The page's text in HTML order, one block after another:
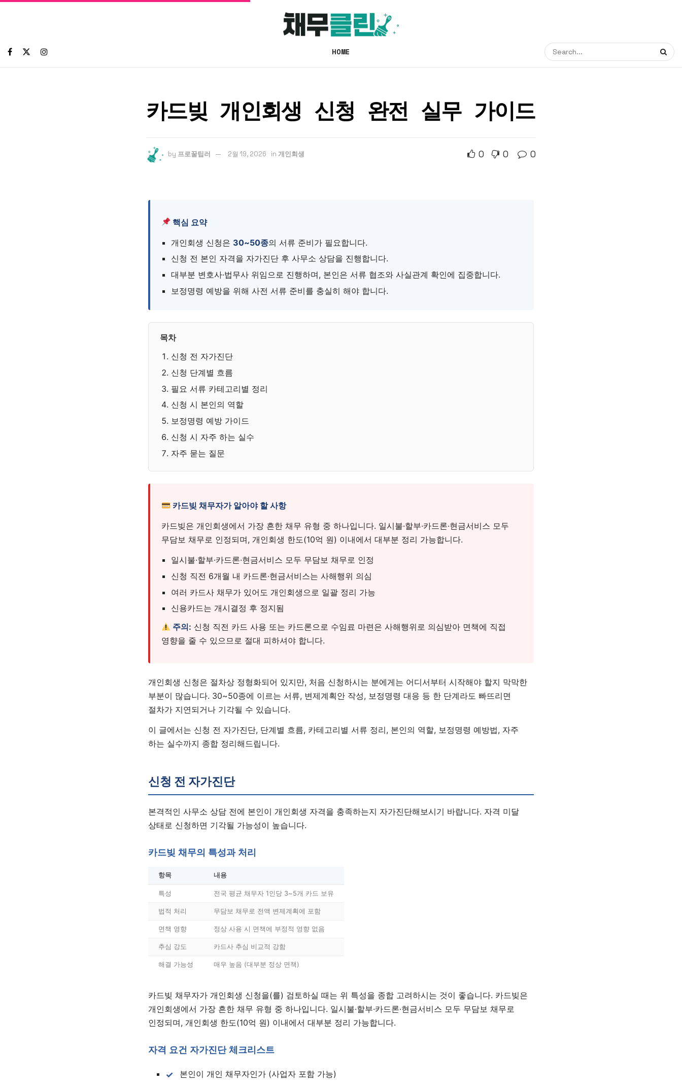
HOME
카드빚 개인회생 신청 완전 실무 가이드
by 프로꿀팁러 2월 19, 2026 in 개인회생 0 0 0
핵심 요약
개인회생 신청은 30~50종의 서류 준비가 필요합니다.
신청 전 본인 자격을 자가진단 후 사무소 상담을 진행합니다.
대부분 변호사·법무사 위임으로 진행하며, 본인은 서류 협조와 사실관계 확인에 집중합니다.
보정명령 예방을 위해 사전 서류 준비를 충실히 해야 합니다.
목차
신청 전 자가진단
신청 단계별 흐름
필요 서류 카테고리별 정리
신청 시 본인의 역할
보정명령 예방 가이드
신청 시 자주 하는 실수
자주 묻는 질문
카드빚 채무자가 알아야 할 사항
카드빚은 개인회생에서 가장 흔한 채무 유형 중 하나입니다. 일시불·할부·카드론·현금서비스 모두
무담보 채무로 인정되며, 개인회생 한도(10억 원) 이내에서 대부분 정리 가능합니다.
일시불·할부·카드론·현금서비스 모두 무담보 채무로 인정
신청 직전 6개월 내 카드론·현금서비스는 사해행위 의심
여러 카드사 채무가 있어도 개인회생으로 일괄 정리 가능
신용카드는 개시결정 후 정지됨
주의: 신청 직전 카드 사용 또는 카드론으로 수임료 마련은 사해행위로 의심받아 면책에 직접
영향을 줄 수 있으므로 절대 피하셔야 합니다.
개인회생 신청은 절차상 정형화되어 있지만, 처음 신청하시는 분에게는 어디서부터 시작해야 할지 막막한
부분이 많습니다. 30~50종에 이르는 서류, 변제계획안 작성, 보정명령 대응 등 한 단계라도 빠뜨리면
절차가 지연되거나 기각될 수 있습니다.
이 글에서는 신청 전 자가진단, 단계별 흐름, 카테고리별 서류 정리, 본인의 역할, 보정명령 예방법, 자주
하는 실수까지 종합 정리해드립니다.
신청 전 자가진단
본격적인 사무소 상담 전에 본인이 개인회생 자격을 충족하는지 자가진단해보시기 바랍니다. 자격 미달
상태로 신청하면 기각될 가능성이 높습니다.
카드빚 채무의 특성과 처리
항목 내용
특성 전국 평균 채무자 1인당 3~5개 카드 보유
법적 처리 무담보 채무로 전액 변제계획에 포함
면책 영향 정상 사용 시 면책에 부정적 영향 없음
추심 강도 카드사 추심 비교적 강함
해결 가능성 매우 높음 (대부분 정상 면책)
카드빚 채무자가 개인회생 신청을(를) 검토하실 때는 위 특성을 종합 고려하시는 것이 좋습니다. 카드빚은
개인회생에서 가장 흔한 채무 유형 중 하나입니다. 일시불·할부·카드론·현금서비스 모두 무담보 채무로
인정되며, 개인회생 한도(10억 원) 이내에서 대부분 정리 가능합니다.
자격 요건 자가진단 체크리스트
본인이 개인 채무자인가 (사업자 포함 가능)
법무법인 서앤율 · 광고책임변호사 구제준